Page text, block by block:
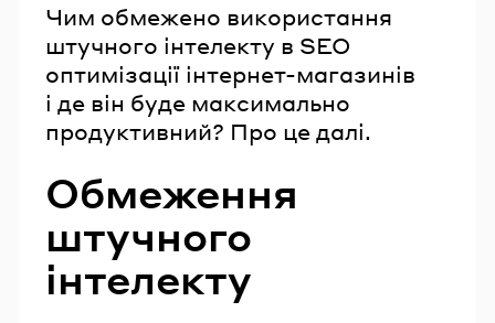
Чим обмежено використання
штучного інтелекту в SEO
оптимізації інтернет-магазинів
і де він буде максимально
продуктивний? Про це далі.
Обмеження
штучного
інтелекту